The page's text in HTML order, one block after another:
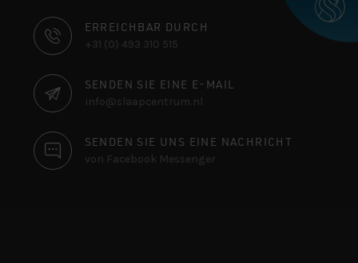
KONTAKTINFORMATIONEN
ERREICHBAR DURCH
+31 (0) 493 310 515
SENDEN SIE EINE E-MAIL
info@slaapcentrum.nl
SENDEN SIE UNS EINE NACHRICHT
von Facebook Messenger